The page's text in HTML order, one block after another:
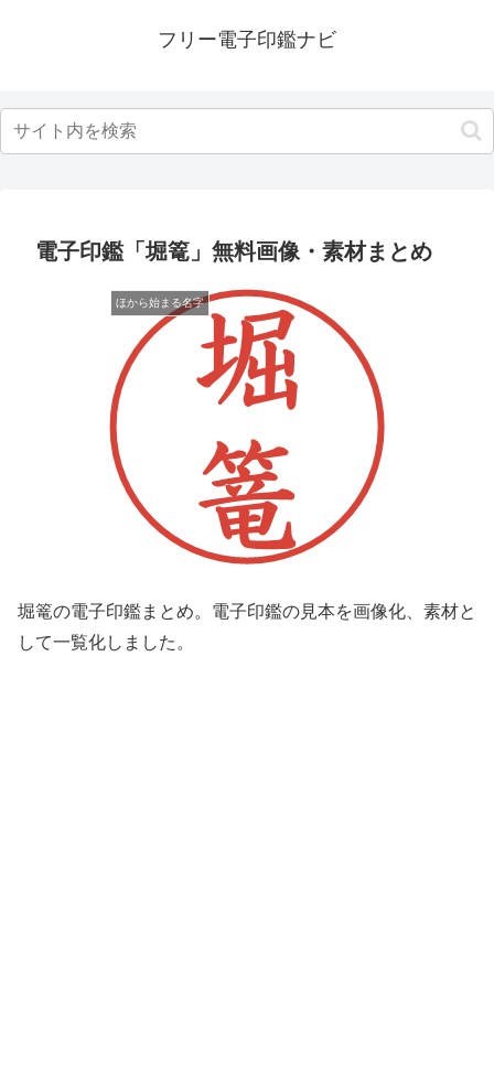
フリー電子印鑑ナビ
電子印鑑「堀篭」無料画像・素材まとめ
ほから始まる名字
堀篭の電子印鑑まとめ。電子印鑑の見本を画像化、素材と
して一覧化しました。